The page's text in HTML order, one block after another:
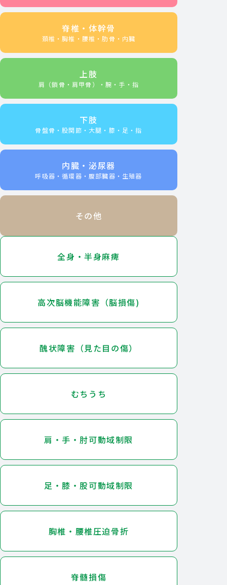
脊椎・体幹骨
頚椎・胸椎・腰椎・肋骨・内臓
上肢
肩（鎖骨・肩甲骨）・腕・手・指
下肢
骨盤骨・股関節・大腿・膝・足・指
内臓・泌尿器
呼吸器・循環器・腹部臓器・生殖器
その他
全身・半身麻痺
高次脳機能障害（脳損傷)
醜状障害（見た目の傷）
むちうち
肩・手・肘可動域制限
足・膝・股可動域制限
胸椎・腰椎圧迫骨折
脊髄損傷